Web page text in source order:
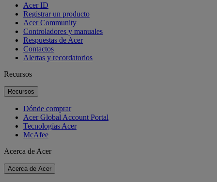
Acer ID
Registrar un producto
Acer Community
Controladores y manuales
Respuestas de Acer
Contactos
Alertas y recordatorios
Recursos
Recursos
Dónde comprar
Acer Global Account Portal
Tecnologías Acer
McAfee
Acerca de Acer
Acerca de Acer